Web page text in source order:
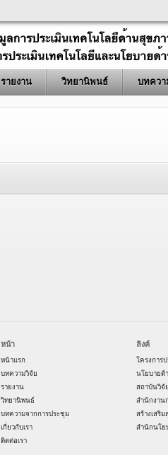
รายงาน วิทยานิพนธ์ บทควา
หน้า
หน้าแรก
บทความวิจัย
รายงาน
วิทยานิพนธ์
บทความจากการประชุม
เกี่ยวกับเรา
ติดต่อเรา
ลิงค์
โครงการ
นโยบายด้
สถาบันวิจั
สำนักงาน
สร้างเสริ
สำนักนโย